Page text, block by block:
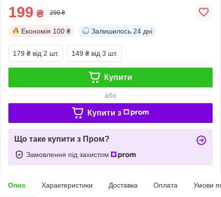
199 ₴ 299 ₴
Економія 100 ₴ Залишилось 24 дні
179 ₴ від 2 шт. 149 ₴ від 3 шт.
Купити
або
Купити з
Що таке купити з Пром?
Замовлення під захистом
Опис Характеристики Доставка Оплата Умови